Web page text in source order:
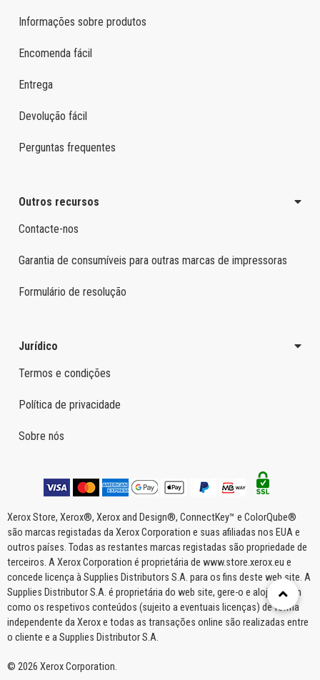
Informações sobre produtos
Encomenda fácil
Entrega
Devolução fácil
Perguntas frequentes
Outros recursos
Contacte-nos
Garantia de consumíveis para outras marcas de impressoras
Formulário de resolução
Jurídico
Termos e condições
Política de privacidade
Sobre nós
Xerox Store, Xerox®, Xerox and Design®, ConnectKey™ e ColorQube®
são marcas registadas da Xerox Corporation e suas afiliadas nos EUA e
outros países. Todas as restantes marcas registadas são propriedade de
terceiros. A Xerox Corporation é proprietária de www.store.xerox.eu e
concede licença à Supplies Distributors S.A. para os fins deste web site. A
Supplies Distributor S.A. é proprietária do web site, gere-o e aloja-o bem
como os respetivos conteúdos (sujeito a eventuais licenças) de forma
independente da Xerox e todas as transações online são realizadas entre
o cliente e a Supplies Distributor S.A.
© 2026 Xerox Corporation.